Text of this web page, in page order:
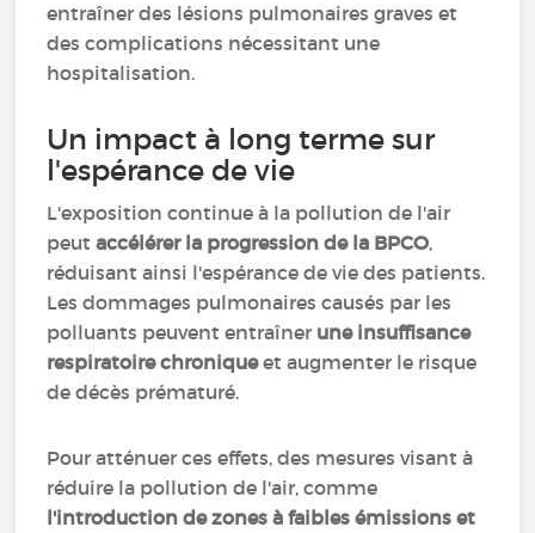
entraîner des lésions pulmonaires graves et
des complications nécessitant une
hospitalisation.
Un impact à long terme sur
l'espérance de vie
L'exposition continue à la pollution de l'air
peut accélérer la progression de la BPCO,
réduisant ainsi l'espérance de vie des patients.
Les dommages pulmonaires causés par les
polluants peuvent entraîner une insuffisance
respiratoire chroniqueet augmenter le risque
de décès prématuré.
Pour atténuer ces effets, des mesures visant à
réduire la pollution de l'air, comme
l'introduction de zones à faibles émissions et